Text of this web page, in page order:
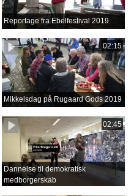
Reportage fra Ebelfestival 2019
02:15
Mikkelsdag på Rugaard Gods 2019
02:45
Dannelse til demokratisk
medborgerskab